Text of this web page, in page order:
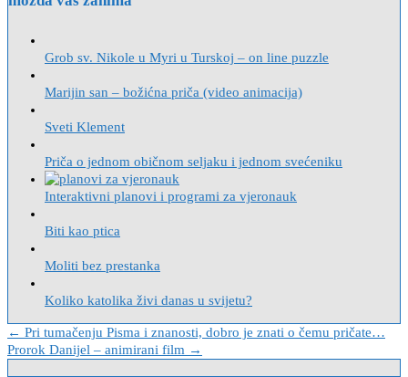
Grob sv. Nikole u Myri u Turskoj – on line puzzle
Marijin san – božićna priča (video animacija)
Sveti Klement
Priča o jednom običnom seljaku i jednom svećeniku
Interaktivni planovi i programi za vjeronauk
Biti kao ptica
Moliti bez prestanka
Koliko katolika živi danas u svijetu?
Navigacija
objava
← Pri tumačenju Pisma i znanosti, dobro je znati o čemu pričate…
Prorok Danijel – animirani film →